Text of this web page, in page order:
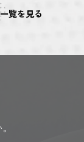
一覧を見る